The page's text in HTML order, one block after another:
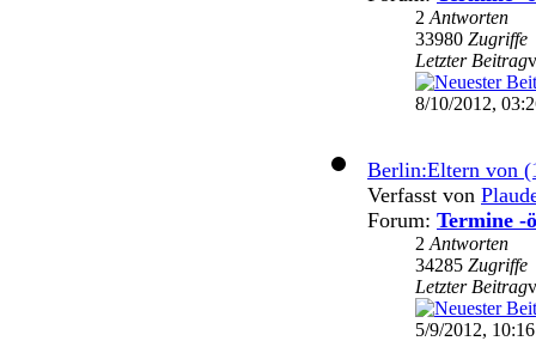
2 Antworten
33980 Zugriffe
Letzter Beitrag
8/10/2012,
Berlin:Eltern von
Verfasst von
Forum: Termine -
2 Antworten
34285 Zugriffe
Letzter Beitrag
5/9/2012, 10:16